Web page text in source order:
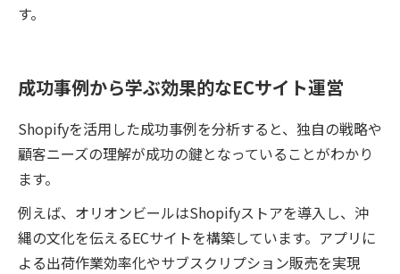
す。
成功事例から学ぶ効果的なECサイト運営
Shopifyを活用した成功事例を分析すると、独自の戦略や
顧客ニーズの理解が成功の鍵となっていることがわかり
ます。
例えば、オリオンビールはShopifyストアを導入し、沖
縄の文化を伝えるECサイトを構築しています。アプリに
よる出荷作業効率化やサブスクリプション販売を実現